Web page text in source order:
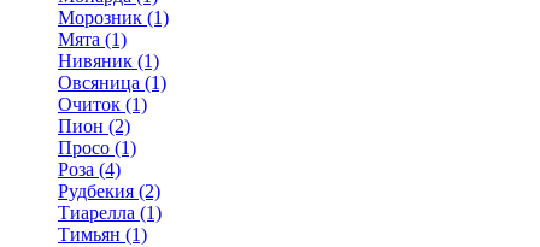
Морозник (1)
Мята (1)
Нивяник (1)
Овсяница (1)
Очиток (1)
Пион (2)
Просо (1)
Роза (4)
Рудбекия (2)
Тиарелла (1)
Тимьян (1)